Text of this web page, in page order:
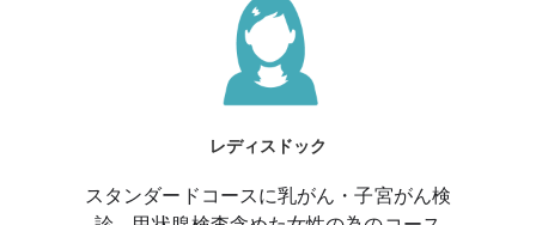
レディスドック
スタンダードコースに乳がん・子宮がん検